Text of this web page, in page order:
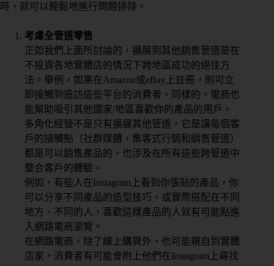
時，就可以輕鬆地進行問題排除。
考慮全管道零售
正如我們上面所討論的，擴展到其他銷售管道是在
不投資各地實體店的情況下跨地區成功的絕佳方
法。舉例，如果在Amazon或eBay上註冊，則可立
即接觸到造訪這些平台的消費者，同樣的，電商也
能幫助吸引其他國家/地區喜歡你的產品的用戶。
多角化經營不是只有擴展其他管道，它是讓每個客
戶的接觸點（社群媒體，集客式行銷和銷售管道）
都是可以銷售產品的，也涉及在所有這些跨管道中
整合客戶的體驗。
例如，有些人在Instagram上看到你張貼的產品，你
可以分享不同產品的造型技巧，或實際搭配在不同
地方、不同的人，喜歡這樣產品的人就有可能點進
入網路電商瀏覽。
在網路電商，除了線上購買外，也可能親自到實體
店家，消費者有可能會附上他們在Instagram上尋找
期
課
管
理
私
人
／
練
課
管
會